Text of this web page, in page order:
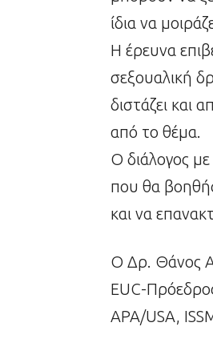
ίδια να
Η έρευνα
σεξουαλική
διστάζει και
από το θέμα.
Ο διάλογος με
που θα
και να
Ο Δρ. Θάνος
EUC-
APA/USA,